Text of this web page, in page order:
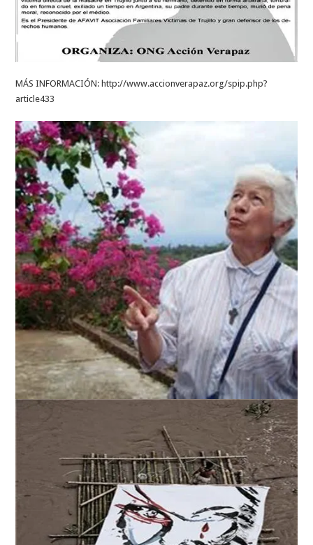
MÁS INFORMACIÓN: http://www.accionverapaz.org/spip.php?
article433